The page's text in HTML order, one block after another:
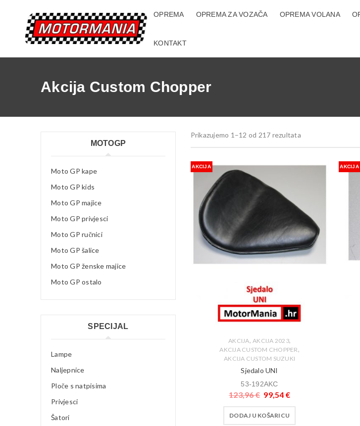
OPREMA OPREMA ZA VOZAČA OPREMA VOLANA
KONTAKT
Akcija Custom Chopper
MOTOGP
Moto GP kape
Moto GP kids
Moto GP majice
Moto GP privjesci
Moto GP ručnici
Moto GP šalice
Moto GP ženske majice
Moto GP ostalo
SPECIJAL
Lampe
Naljepnice
Ploče s natpisima
Privjesci
Šatori
Prikazujemo 1–12 od 217 rezultata
AKCIJA
AKCIJA, AKCIJA 2023,
AKCIJA CUSTOM CHOPPER,
AKCIJA CUSTOM SUZUKI
Sjedalo UNI
53-192AKC
123,96€ 99,54 €
DODAJ U KOŠARICU
AKCIJA